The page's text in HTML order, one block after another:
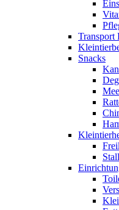
Transport
Snacks
Stall